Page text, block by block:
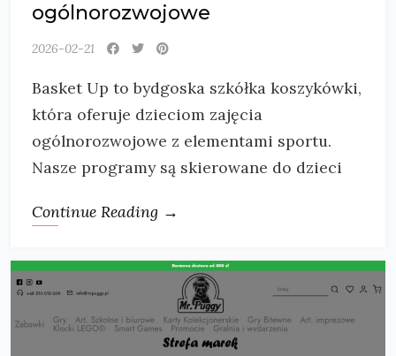
ogólnorozwojowe
2026-02-21
Basket Up to bydgoska szkółka koszykówki,
która oferuje dzieciom zajęcia
ogólnorozwojowe z elementami sportu.
Nasze programy są skierowane do dzieci
Continue Reading →